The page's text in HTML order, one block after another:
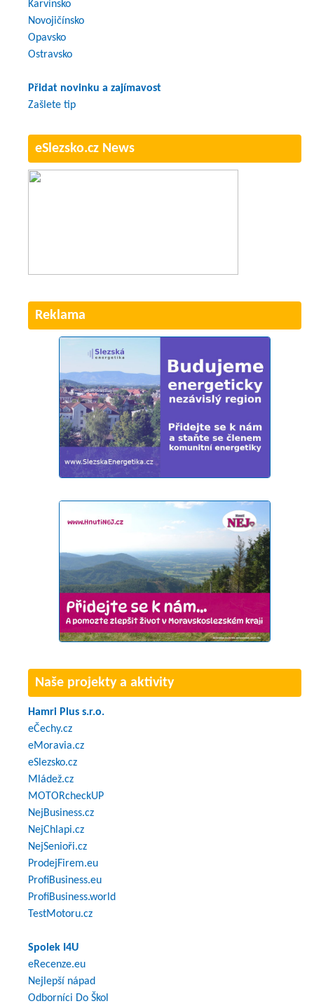
Karvinsko
Novojičínsko
Opavsko
Ostravsko
Přidat novinku a zajímavost
Zašlete tip
eSlezsko.cz News
Reklama
Naše projekty a aktivity
Hamri Plus s.r.o.
eČechy.cz
eMoravia.cz
eSlezsko.cz
Mládež.cz
MOTORcheckUP
NejBusiness.cz
NejChlapi.cz
NejSenioři.cz
ProdejFirem.eu
ProfiBusiness.eu
ProfiBusiness.world
TestMotoru.cz
Spolek I4U
eRecenze.eu
Nejlepší nápad
Odborníci Do Škol